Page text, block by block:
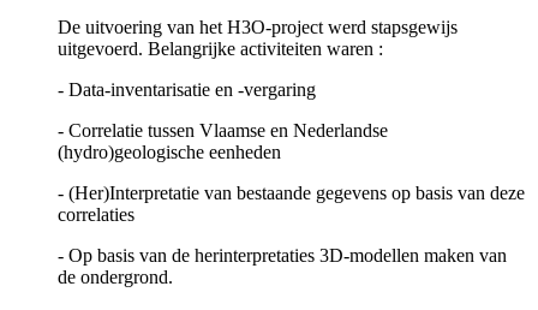
De uitvoering van het H3O-project werd stapsgewijs
uitgevoerd. Belangrijke activiteiten waren :
- Data-inventarisatie en -vergaring
- Correlatie tussen Vlaamse en Nederlandse
(hydro)geologische eenheden
- (Her)Interpretatie van bestaande gegevens op basis van deze
correlaties
- Op basis van de herinterpretaties 3D-modellen maken van
de ondergrond.